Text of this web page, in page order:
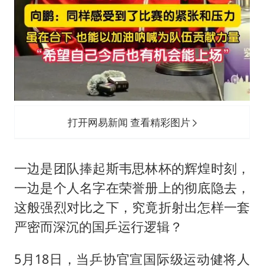
打开网易新闻 查看精彩图片
一边是团队捧起斯韦思林杯的辉煌时刻，
一边是个人名字在荣誉册上的彻底隐去，
这般强烈对比之下，究竟折射出怎样一套
严密而深沉的国乒运行逻辑？
5月18日，当乒协官宣国际级运动健将人